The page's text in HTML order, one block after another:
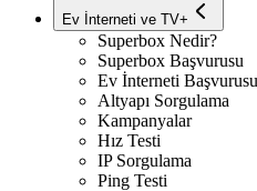
Ev İnterneti ve TV+
Superbox Nedir?
Superbox Başvurusu
Ev İnterneti Başvurusu
Altyapı Sorgulama
Kampanyalar
Hız Testi
IP Sorgulama
Ping Testi